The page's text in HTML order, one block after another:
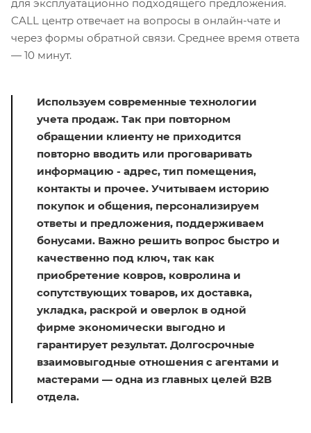
для эксплуатационно подходящего предложения.
CALL центр отвечает на вопросы в онлайн-чате и
через формы обратной связи. Среднее время ответа
— 10 минут.
Используем современные технологии
учета продаж. Так при повторном
обращении клиенту не приходится
повторно вводить или проговаривать
информацию - адрес, тип помещения,
контакты и прочее. Учитываем историю
покупок и общения, персонализируем
ответы и предложения, поддерживаем
бонусами. Важно решить вопрос быстро и
качественно под ключ, так как
приобретение ковров, ковролина и
сопутствующих товаров, их доставка,
укладка, раскрой и оверлок в одной
фирме экономически выгодно и
гарантирует результат. Долгосрочные
взаимовыгодные отношения с агентами и
мастерами — одна из главных целей B2B
отдела.